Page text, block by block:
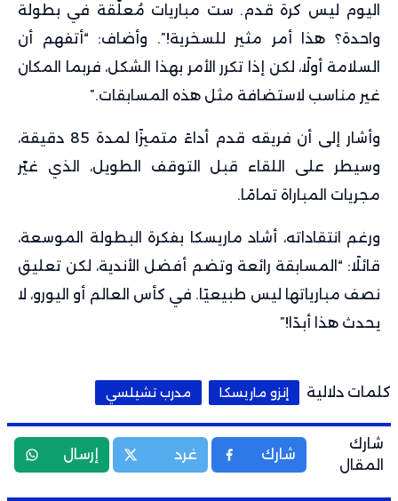
اليوم ليس كرة قدم. ست مباريات مُعلَّقة في بطولة
واحدة؟ هذا أمر مثير للسخرية!”. وأضاف: “أتفهم أن
السلامة أولًا، لكن إذا تكرر الأمر بهذا الشكل، فربما المكان
غير مناسب لاستضافة مثل هذه المسابقات.”
وأشار إلى أن فريقه قدم أداءً متميزًا لمدة 85 دقيقة،
وسيطر على اللقاء قبل التوقف الطويل، الذي غيّر
مجريات المباراة تمامًا.
ورغم انتقاداته، أشاد ماريسكا بفكرة البطولة الموسعة،
قائلًا: “المسابقة رائعة وتضم أفضل الأندية، لكن تعليق
نصف مبارياتها ليس طبيعيًا. في كأس العالم أو اليورو، لا
يحدث هذا أبدًا!”
كلمات دلالية إنزو ماريسكا مدرب تشيلسي
شارك
المقال
شارك غرد إرسال